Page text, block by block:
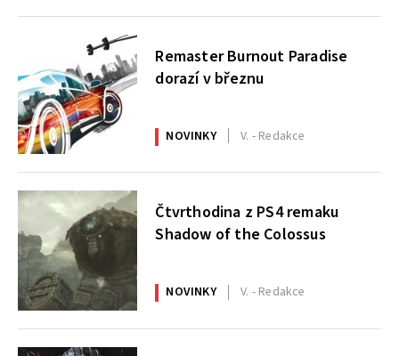
Remaster Burnout Paradise
dorazí v březnu
NOVINKY V. - Redakce
Čtvrthodina z PS4 remaku
Shadow of the Colossus
NOVINKY V. - Redakce